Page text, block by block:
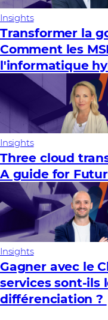
Insights
Transformer la
Comment les
l'informatique
Insights
Three cloud
A guide for
Insights
Gagner avec le
services sont-ils
différenciation ?